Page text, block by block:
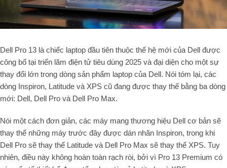
Dell Pro 13 là chiếc laptop đầu tiên thuộc thế hệ mới của Dell được
công bố tại triển lãm điện tử tiêu dùng 2025 và đại diện cho một sự
thay đổi lớn trong dòng sản phẩm laptop của Dell. Nói tóm lại, các
dòng Inspiron, Latitude và XPS cũ đang được thay thế bằng ba dòng
mới: Dell, Dell Pro và Dell Pro Max.
Nói một cách đơn giản, các máy mang thương hiệu Dell cơ bản sẽ
thay thế những máy trước đây được dán nhãn Inspiron, trong khi
Dell Pro sẽ thay thế Latitude và Dell Pro Max sẽ thay thế XPS. Tuy
nhiên, điều này không hoàn toàn rạch ròi, bởi vì Pro 13 Premium có